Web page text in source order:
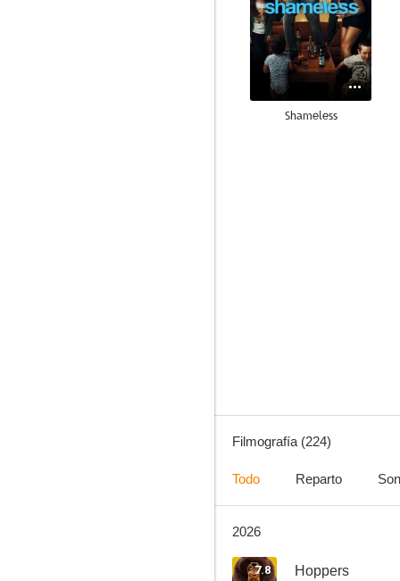
Shameless
Filmografía (224)
Todo Reparto
2026
7.8 Hoppers